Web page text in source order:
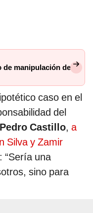
de manipulación de
caso en el
del
Pedro Castillo, a
Silva y Zamir
“Sería una
sino para